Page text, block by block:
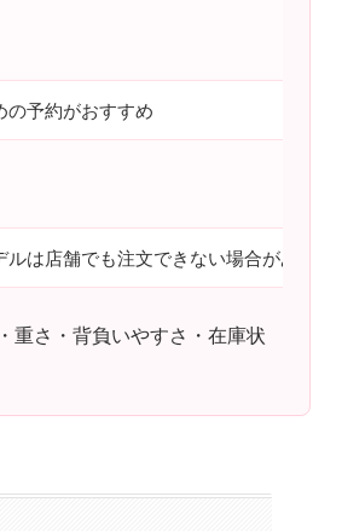
の予約がおすすめ
は店舗でも注文できない場合があります
重さ・背負いやすさ・在庫状